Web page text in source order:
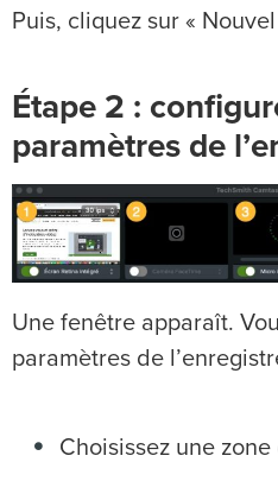
Puis, cliquez sur «
Étape 2 :
paramètres de
Une fenêtre apparaît.
paramètres de
Choisissez une